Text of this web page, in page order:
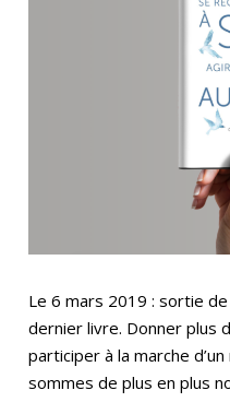
Le 6 mars 2019 : sortie
dernier livre. Donner plus
participer à la marche
sommes de plus en plus